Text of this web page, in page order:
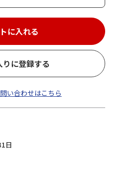
に入れる
りに登録する
い合わせはこちら
日